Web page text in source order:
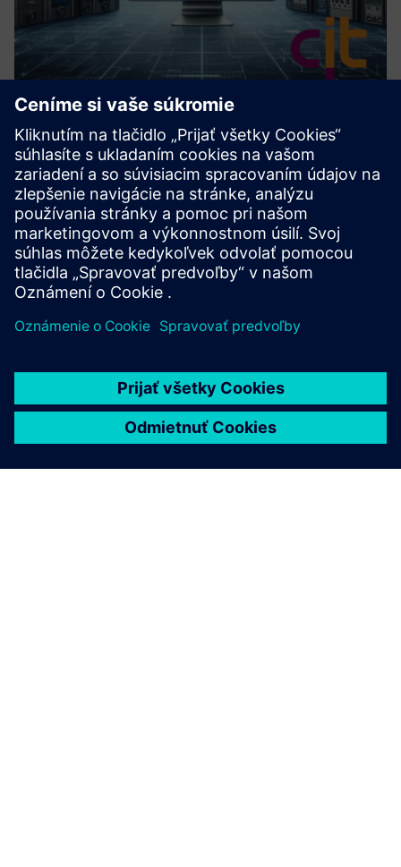
Custom Data Export Solutions for
TIA Portal
Our service is designed to bridge the gap between TIA
Portal and 3rd party tools providing tailored solutions for
seamless data export and import.
Prečítajte si viac